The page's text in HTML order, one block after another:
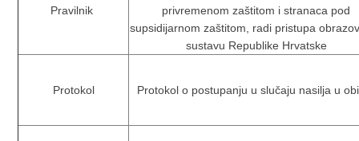
Pravilnik
privremenom zaštitom i stranaca pod
supsidijarnom zaštitom, radi pristupa
sustavu Republike Hrvatske
Protokol Protokol o postupanju u slučaju nasilja u